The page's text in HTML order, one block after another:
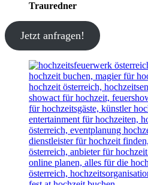
Trauredner
Jetzt anfragen!